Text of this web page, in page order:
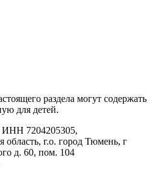
paздeла мoгут coдержать
для дeтeй.
7204205305,
область, г.о. город Тюмень, г
д. 60, пом. 104